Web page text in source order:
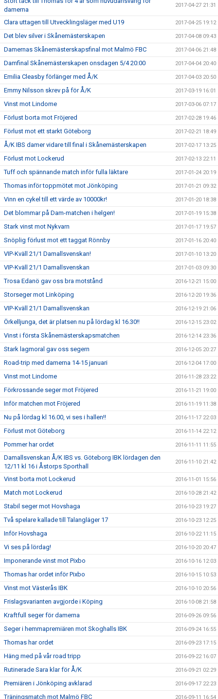
damerna
2017-04-27 21:31
Clara uttagen till Utvecklingsläger med U19 2017-04-25 19:12
Det blev silver i Skånemästerskapen 2017-04-08 09:43
Damernas Skånemästerskapsfinal mot Malmö FBC 2017-04-06 21:48
Damfinal Skånemästerskapen onsdagen 5/4 20:00 2017-04-04 20:40
Emilia Cleasby förlänger med Å/K 2017-04-03 20:50
Emmy Nilsson skrev på för Å/K 2017-03-19 16:01
Vinst mot Lindome 2017-03-06 07:17
Förlust borta mot Fröjered 2017-02-28 19:46
Förlust mot ett starkt Göteborg 2017-02-21 18:49
Å/K IBS damer vidare till final i Skånemästerskapen 2017-02-17 13:25
Förlust mot Lockerud 2017-02-13 22:11
Tuff och spännande match inför fulla läktare 2017-01-24 20:19
Thomas inför toppmötet mot Jönköping 2017-01-21 09:32
Vinn en cykel till ett värde av 10000kr! 2017-01-20 18:38
Det blommar på Dam-matchen i helgen! 2017-01-19 15:38
Stark vinst mot Nykvarn 2017-01-17 19:57
Snöplig förlust mot ett taggat Rönnby 2017-01-16 20:40
VIP-Kväll 21/1 Damallsvenskan! 2017-01-10 13:20
VIP-Kväll 21/1 Damallsvenskan 2017-01-03 09:30
Trosa Edanö gav oss bra motstånd 2016-12-21 15:00
Storseger mot Linköping 2016-12-20 19:36
VIP-Kväll 21/1 Damallsvenskan 2016-12-19 21:06
Örkelljunga, det är platsen nu på lördag kl 16.30!! 2016-12-15 23:02
Vinst i första Skånemästerskapsmatchen 2016-12-14 23:36
Stark lagmoral gav oss segern 2016-12-05 20:27
Road-trip med damerna 14-15 januari 2016-12-04 17:00
Vinst mot Lindome 2016-11-28 23:22
Förkrossande seger mot Fröjered 2016-11-21 19:00
Inför matchen mot Fröjered 2016-11-19 11:38
Nu på lördag kl 16.00, vi ses i hallen!! 2016-11-17 22:03
Förlust mot Göteborg 2016-11-14 22:12
Pommer har ordet 2016-11-11 11:55
Damallsvenskan Å/K IBS vs. Göteborg IBK lördagen den
12/11 kl 16 i Åstorps Sporthall
2016-11-10 21:42
Vinst borta mot Lockerud 2016-11-01 15:56
Match mot Lockerud 2016-10-28 21:42
Stabil seger mot Hovshaga 2016-10-23 19:27
Två spelare kallade till Talangläger 17 2016-10-23 12:25
Inför Hovshaga 2016-10-22 11:15
Vi ses på lördag! 2016-10-20 20:47
Imponerande vinst mot Pixbo 2016-10-16 12:03
Thomas har ordet inför Pixbo 2016-10-15 10:53
Vinst mot Västerås IBK 2016-10-10 20:56
Frislagsvarianten avgjorde i Köping 2016-10-08 21:58
Kraftfull seger för damerna 2016-09-26 09:56
Seger i hemmapremiären mot Skoghalls IBK 2016-09-24 16:55
Thomas har ordet 2016-09-23 17:15
Häng med på vår road tripp 2016-09-22 16:07
Rutinerade Sara klar för Å/K 2016-09-21 02:29
Premiären i Jönköping avklarad 2016-09-17 22:23
Träningsmatch mot Malmö FBC 2016-09-11 16:54